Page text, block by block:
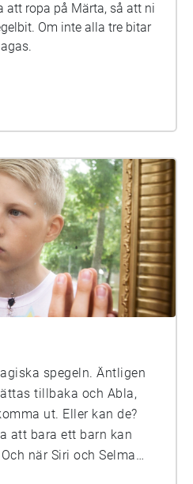
att ropa på Märta, så att ni
Om inte alla tre bitar
spegeln. Äntligen
tillbaka och Abla,
ut. Eller kan de?
att bara ett barn kan
när Siri och Selma